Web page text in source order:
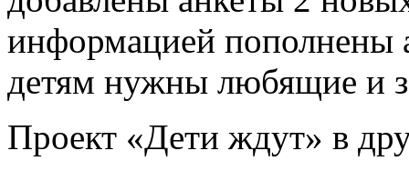
информацией пополнены
детям нужны любящие и
Проект «Дети ждут» в